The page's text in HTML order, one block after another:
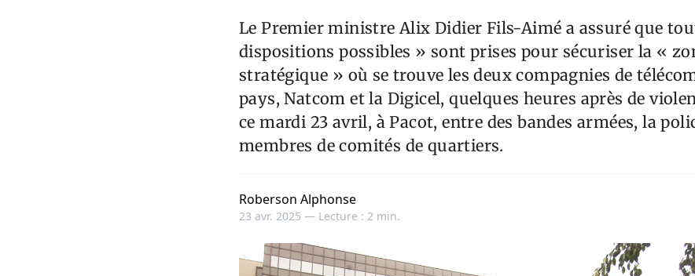
Le Premier ministre Alix Didier Fils-Aimé a assuré que
dispositions possibles » sont prises pour sécuriser la «
stratégique » où se trouve les deux compagnies de
pays, Natcom et la Digicel, quelques heures après de
ce mardi 23 avril, à Pacot, entre des bandes armées, la
membres de comités de quartiers.
Roberson Alphonse
23 avr. 2025 — Lecture : 2 min.